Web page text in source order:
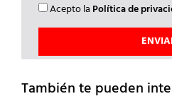
Acepto la Política de
También te pueden